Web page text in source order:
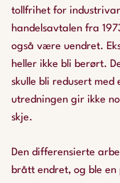
tollfrihet for
handelsavtalen fra
også være uendret.
heller ikke bli berørt.
skulle bli redusert
utredningen gir ikke
skje.
Den differensierte
brått endret, og ble